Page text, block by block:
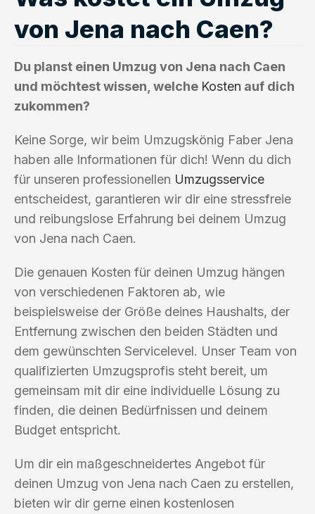
von Jena nach Caen?
Du planst einen Umzug von Jena nach Caen
und möchtest wissen, welche Kosten auf dich
zukommen?
Keine Sorge, wir beim Umzugskönig Faber Jena
haben alle Informationen für dich! Wenn du dich
für unseren professionellen Umzugsservice
entscheidest, garantieren wir dir eine stressfreie
und reibungslose Erfahrung bei deinem Umzug
von Jena nach Caen.
Die genauen Kosten für deinen Umzug hängen
von verschiedenen Faktoren ab, wie
beispielsweise der Größe deines Haushalts, der
Entfernung zwischen den beiden Städten und
dem gewünschten Servicelevel. Unser Team von
qualifizierten Umzugsprofis steht bereit, um
gemeinsam mit dir eine individuelle Lösung zu
finden, die deinen Bedürfnissen und deinem
Budget entspricht.
Um dir ein maßgeschneidertes Angebot für
deinen Umzug von Jena nach Caen zu erstellen,
bieten wir dir gerne einen kostenlosen